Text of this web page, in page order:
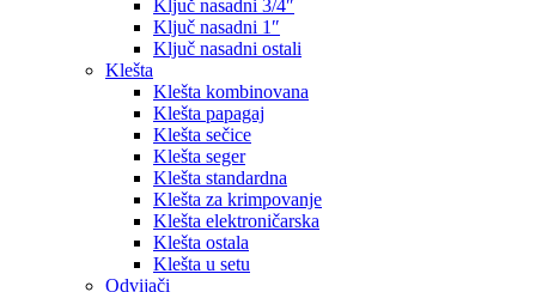
Ključ nasadni 3/4″
Ključ nasadni 1″
Ključ nasadni ostali
Klešta
Klešta kombinovana
Klešta papagaj
Klešta sečice
Klešta seger
Klešta standardna
Klešta za krimpovanje
Klešta elektroničarska
Klešta ostala
Klešta u setu
Odvijači